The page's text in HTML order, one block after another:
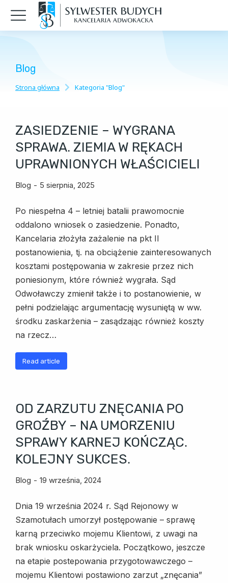
Blog
Jesteś tutaj:
Strona główna Kategoria "Blog"
ZASIEDZENIE – WYGRANA
SPRAWA. ZIEMIA W RĘKACH
UPRAWNIONYCH WŁAŚCICIELI
Blog 5 sierpnia, 2025
Po niespełna 4 – letniej batalii prawomocnie
oddalono wniosek o zasiedzenie. Ponadto,
Kancelaria złożyła zażalenie na pkt II
postanowienia, tj. na obciążenie zainteresowanych
kosztami postępowania w zakresie przez nich
poniesionym, które również wygrała. Sąd
Odwoławczy zmienił także i to postanowienie, w
pełni podzielając argumentację wysuniętą w ww.
środku zaskarżenia – zasądzając również koszty
na rzecz…
Read article
OD ZARZUTU ZNĘCANIA PO
GROŹBY – NA UMORZENIU
SPRAWY KARNEJ KOŃCZĄC.
KOLEJNY SUKCES.
Blog 19 września, 2024
Dnia 19 września 2024 r. Sąd Rejonowy w
Szamotułach umorzył postępowanie – sprawę
karną przeciwko mojemu Klientowi, z uwagi na
brak wniosku oskarżyciela. Początkowo, jeszcze
na etapie postepowania przygotowawczego –
mojemu Klientowi postawiono zarzut „znęcania”